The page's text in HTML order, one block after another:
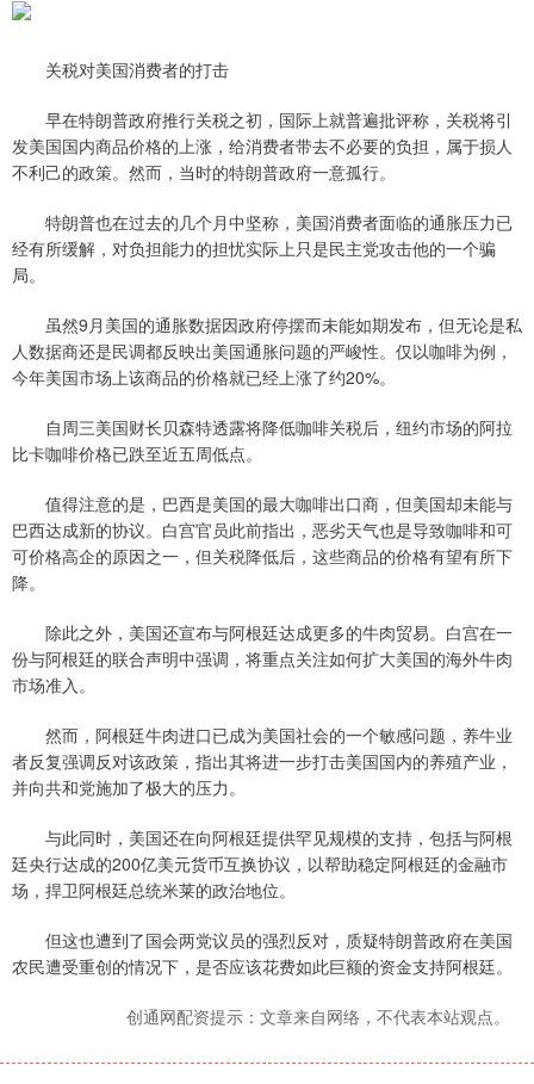
关税对美国消费者的打击
早在特朗普政府推行关税之初，国际上就普遍批评称，关税将引
发美国国内商品价格的上涨，给消费者带去不必要的负担，属于损人
不利己的政策。然而，当时的特朗普政府一意孤行。
特朗普也在过去的几个月中坚称，美国消费者面临的通胀压力已
经有所缓解，对负担能力的担忧实际上只是民主党攻击他的一个骗
局。
虽然9月美国的通胀数据因政府停摆而未能如期发布，但无论是私
人数据商还是民调都反映出美国通胀问题的严峻性。仅以咖啡为例，
今年美国市场上该商品的价格就已经上涨了约20%。
自周三美国财长贝森特透露将降低咖啡关税后，纽约市场的阿拉
比卡咖啡价格已跌至近五周低点。
值得注意的是，巴西是美国的最大咖啡出口商，但美国却未能与
巴西达成新的协议。白宫官员此前指出，恶劣天气也是导致咖啡和可
可价格高企的原因之一，但关税降低后，这些商品的价格有望有所下
降。
除此之外，美国还宣布与阿根廷达成更多的牛肉贸易。白宫在一
份与阿根廷的联合声明中强调，将重点关注如何扩大美国的海外牛肉
市场准入。
然而，阿根廷牛肉进口已成为美国社会的一个敏感问题，养牛业
者反复强调反对该政策，指出其将进一步打击美国国内的养殖产业，
并向共和党施加了极大的压力。
与此同时，美国还在向阿根廷提供罕见规模的支持，包括与阿根
廷央行达成的200亿美元货币互换协议，以帮助稳定阿根廷的金融市
场，捍卫阿根廷总统米莱的政治地位。
但这也遭到了国会两党议员的强烈反对，质疑特朗普政府在美国
农民遭受重创的情况下，是否应该花费如此巨额的资金支持阿根廷。
创通网配资提示：文章来自网络，不代表本站观点。